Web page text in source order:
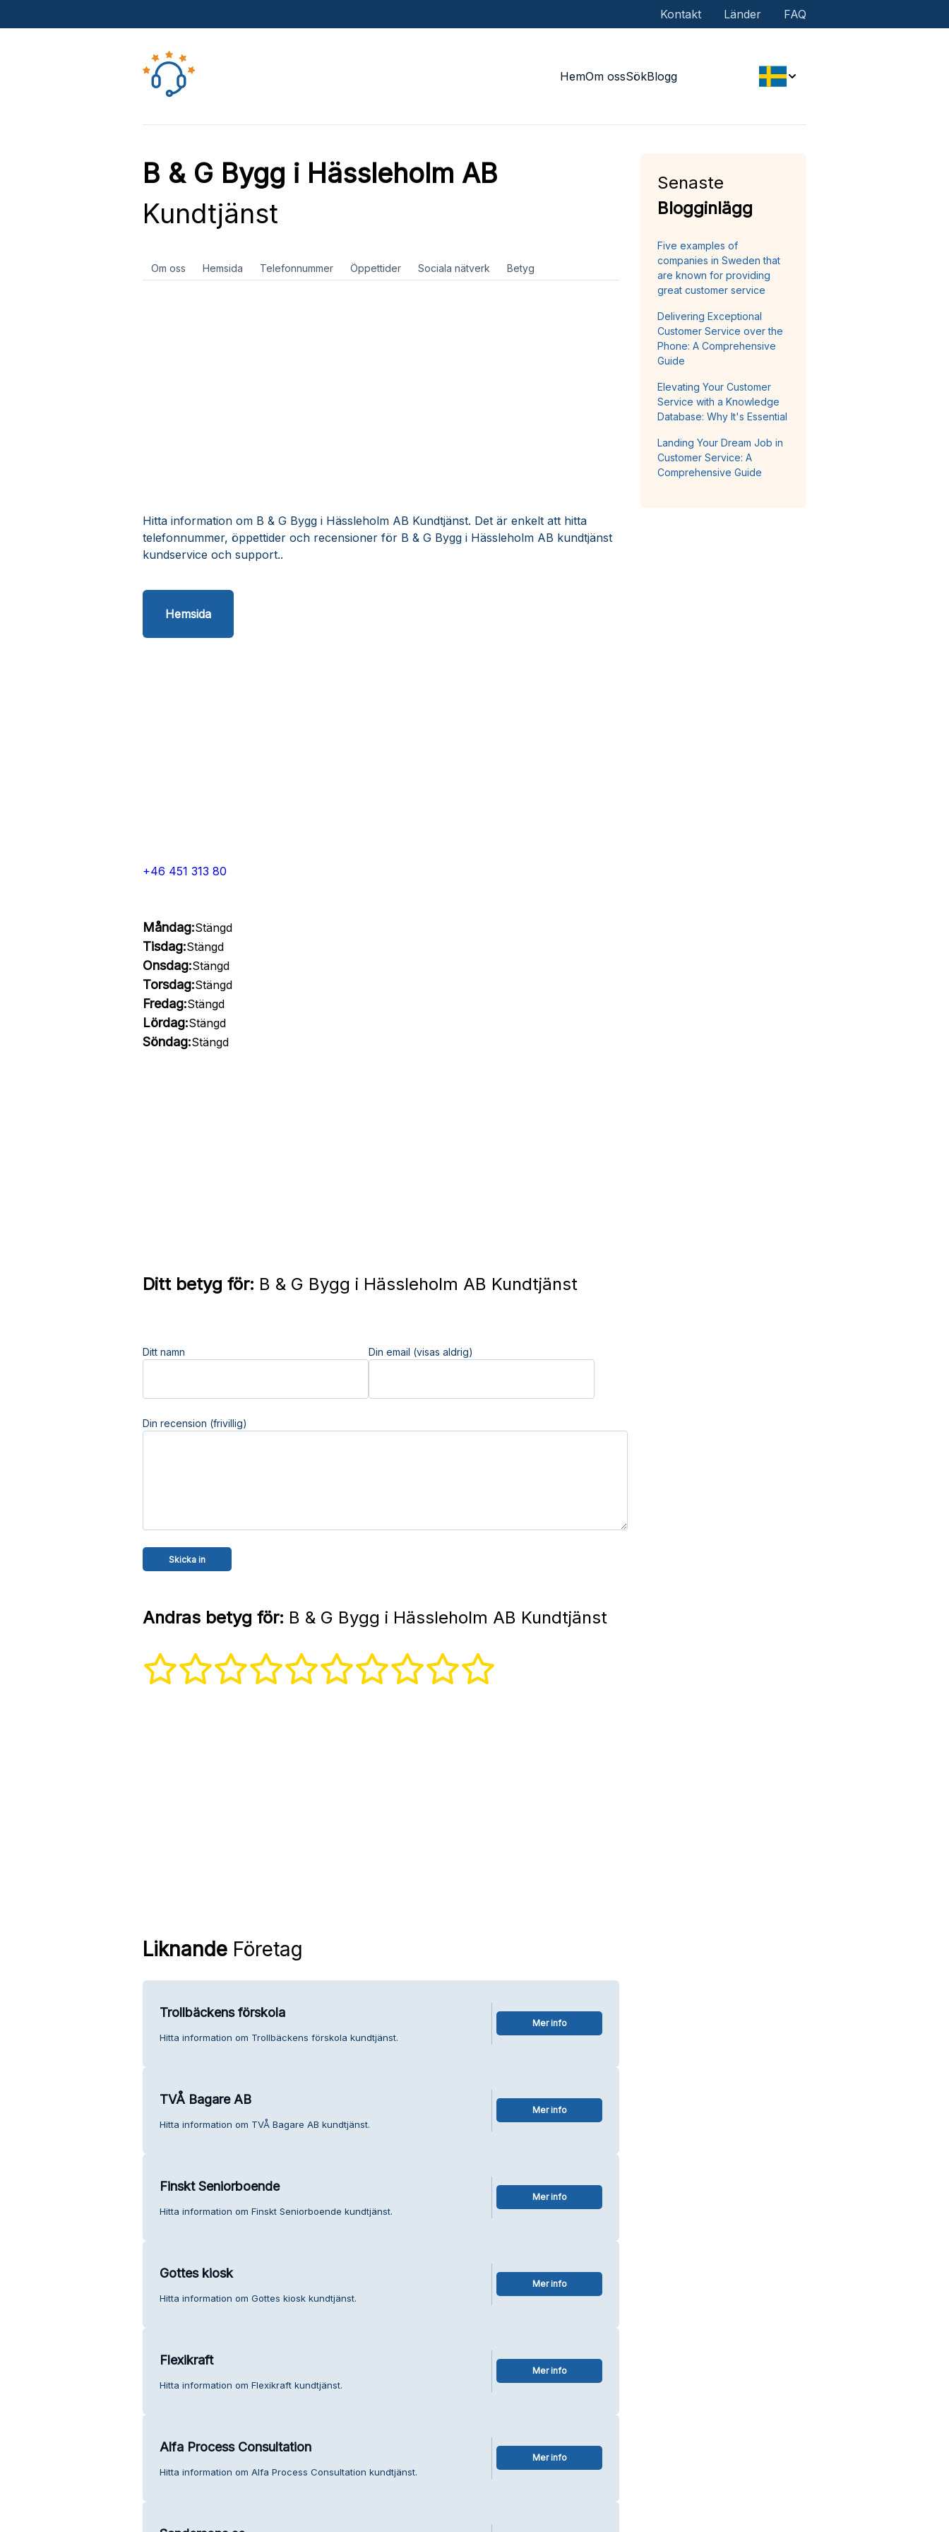
Kontakt Länder FAQ
HemOm ossSökBlogg
B & G Bygg i Hässleholm AB
Kundtjänst
Om oss Hemsida Telefonnummer Öppettider Sociala nätverk Betyg
Hitta information om B & G Bygg i Hässleholm AB Kundtjänst. Det är enkelt att hitta
telefonnummer, öppettider och recensioner för B & G Bygg i Hässleholm AB kundtjänst
kundservice och support..
Hemsida
+46 451 313 80
Måndag:Stängd
Tisdag:Stängd
Onsdag:Stängd
Torsdag:Stängd
Fredag:Stängd
Lördag:Stängd
Söndag:Stängd
Ditt betyg för: B & G Bygg i Hässleholm AB Kundtjänst
Ditt namn Din email (visas aldrig)
Din recension (frivillig)
Andras betyg för: B & G Bygg i Hässleholm AB Kundtjänst
LiknandeFöretag
Trollbäckens förskola
Hitta information om Trollbäckens förskola kundtjänst.
Mer info
TVÅ Bagare AB
Hitta information om TVÅ Bagare AB kundtjänst.
Mer info
Finskt Seniorboende
Hitta information om Finskt Seniorboende kundtjänst.
Mer info
Gottes kiosk
Hitta information om Gottes kiosk kundtjänst.
Mer info
Flexikraft
Hitta information om Flexikraft kundtjänst.
Mer info
Alfa Process Consultation
Hitta information om Alfa Process Consultation kundtjänst.
Mer info
Senaste
Blogginlägg
Five examples of
companies in Sweden that
are known for providing
great customer service
Delivering Exceptional
Customer Service over the
Phone: A Comprehensive
Guide
Elevating Your Customer
Service with a Knowledge
Database: Why It's Essential
Landing Your Dream Job in
Customer Service: A
Comprehensive Guide